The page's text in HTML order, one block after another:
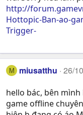
http://
Hottopic-Ban-ao-
Trigger-
M miusatthu 26/
hello bác, bên
game offline